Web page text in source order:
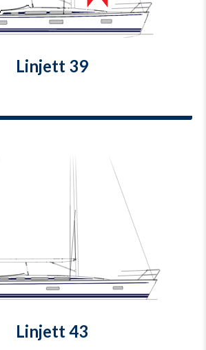
Linjett 39
Linjett 43